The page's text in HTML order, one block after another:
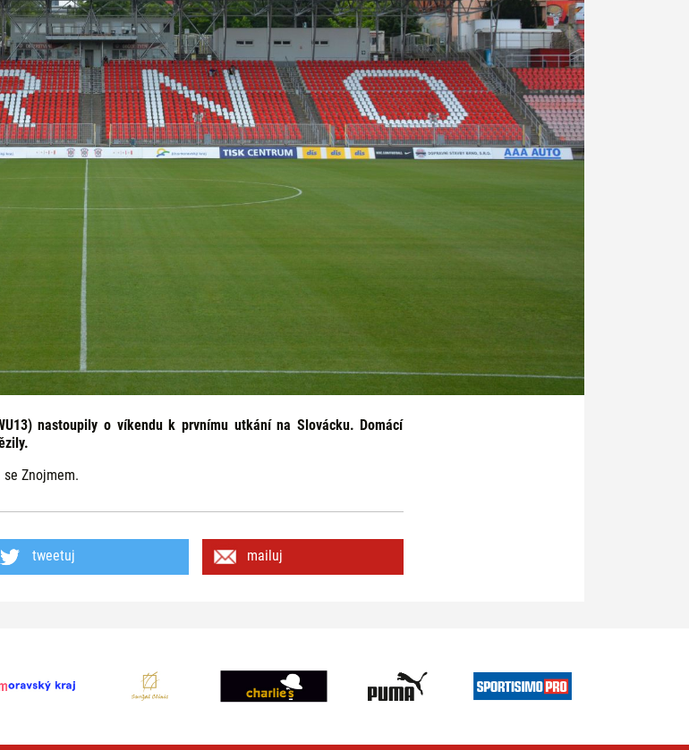
nastoupily o víkendu k prvnímu utkání na Slovácku. Domácí
Znojmem.
tweetuj mailuj